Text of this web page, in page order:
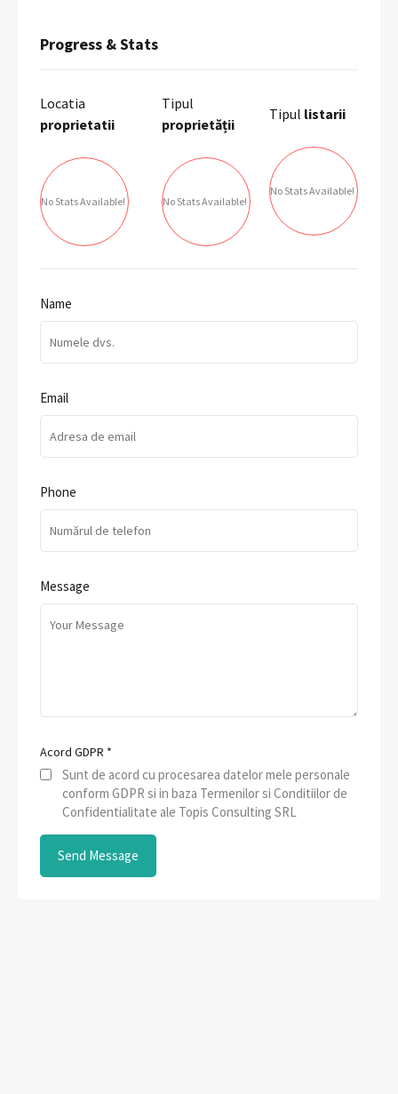
Progress & Stats
Locatia
proprietatii
No Stats Available!
Tipul
proprietății
No Stats Available!
Tipul listarii
No Stats Available!
Name
Email
Phone
Message
Acord GDPR *
Sunt de acord cu procesarea datelor mele personale
conform GDPR si in baza Termenilor si Conditiilor de
Confidentialitate ale Topis Consulting SRL